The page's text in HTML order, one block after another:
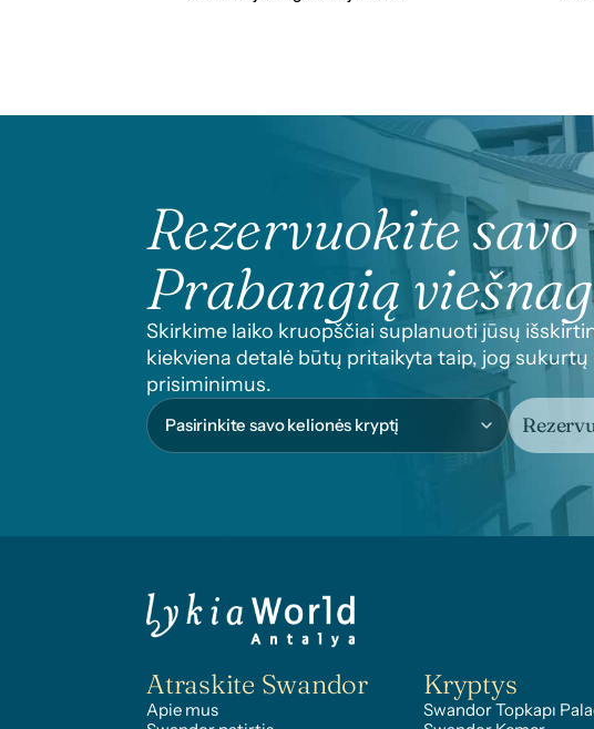
Rezervuokite savo
Prabangią
Skirkime laiko kruopščiai suplanuoti jūsų
kiekviena detalė būtų pritaikyta taip, jog
prisiminimus.
Atraskite Swandor
Apie mus
Kryptys
Swandor Topkapı